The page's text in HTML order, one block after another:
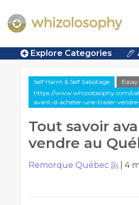
Explore Categories
Self Harm & Self Sabotage
Essay
https://www.whizolosophy.com/
avant-d-acheter-une-trailer-vendre-
Tout savoir
vendre au
Remorque Québec 4